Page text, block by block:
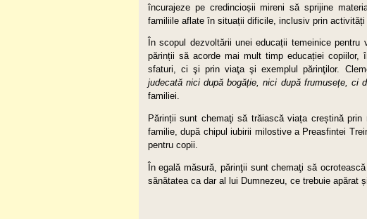
încurajeze pe credincioșii mireni să sprijine
familiile aflate în situații dificile, inclusiv prin activități
În scopul dezvoltării unei educații temeinice
părinții să acorde mai mult timp educației copiilor,
sfaturi, ci şi prin viaţa şi exemplul părinţilor.
judecată nici după bogăție, nici după frumusețe, ci
familiei.
Părinții sunt chemaţi să trăiască viața creștină
familie, după chipul iubirii milostive a Preasfintei
pentru copii.
În egală măsură, părinţii sunt chemaţi să
sănătatea ca dar al lui Dumnezeu, ce trebuie apărat